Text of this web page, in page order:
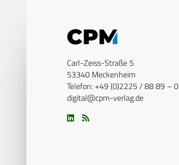
Carl-Zeiss-Straße 5
53340 Meckenheim
Telefon: +49 (0)2225 / 88 89 – 0
digital@cpm-verlag.de